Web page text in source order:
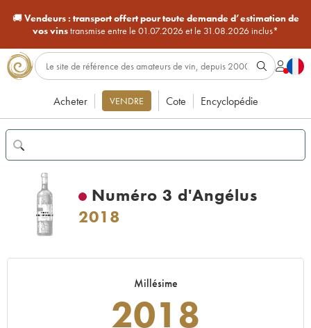
🚚Vendeurs : transport offert pour toute demande d’estimation de
vos vinstransmise entre le 01.07.2026 et le 31.08.2026 inclus*
Acheter VENDRE Cote Encyclopédie
Numéro 3 d'Angélus
2018
Millésime
2018